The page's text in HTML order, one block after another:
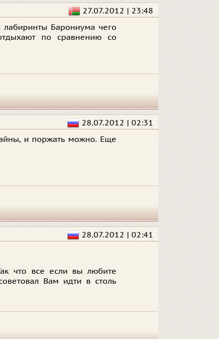
27.07.2012 | 23:48
лабиринты Барониума чего
по сравнению со
28.07.2012 | 02:31
и поржать можно. Еще
28.07.2012 | 02:41
что все если вы любите
Вам идти в столь